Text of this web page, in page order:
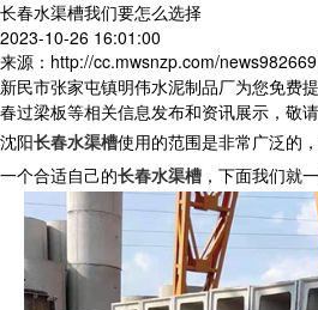
长春水渠槽我们要怎么选择
2023-10-26 16:01:00
来源：http://cc.mwsnzp.com/
新民市张家屯镇明伟水泥制品厂为您免费
春过梁板等相关信息发布和资讯展示，敬请
沈阳长春水渠槽使用的范围是非常广泛的
一个合适自己的长春水渠槽 ，下面我们就